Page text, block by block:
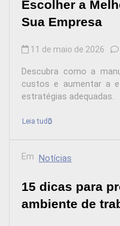
Escolher a
Sua Empresa
11 de maio de 2026
Descubra como a
custos e aumentar a
estratégias adequadas.
Leia tudo
Em Notícias
15 dicas para
ambiente de